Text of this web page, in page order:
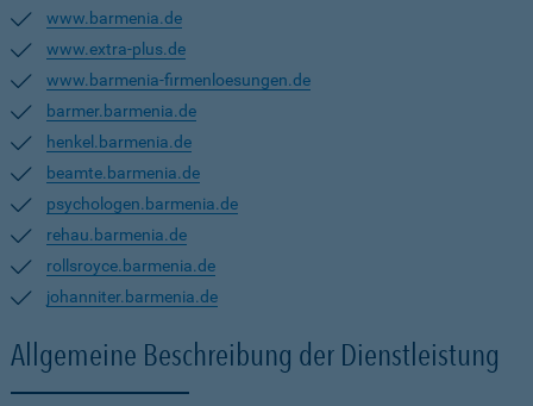
www.barmenia.de
www.extra-plus.de
www.barmenia-firmenloesungen.de
barmer.barmenia.de
henkel.barmenia.de
beamte.barmenia.de
psychologen.barmenia.de
rehau.barmenia.de
rollsroyce.barmenia.de
johanniter.barmenia.de
Allgemeine Beschreibung der Dienstleistung